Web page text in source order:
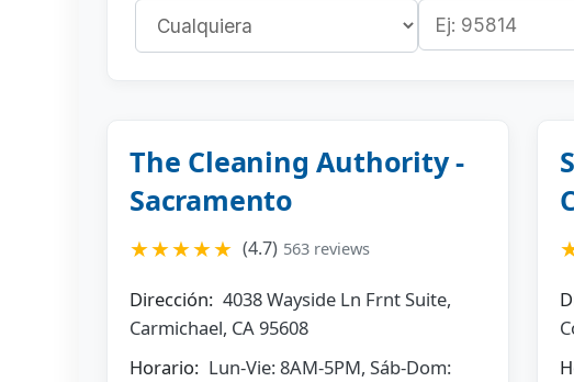
The Cleaning Authority -
Sacramento
★★★★★ (4.7) 563 reviews
Dirección: 4038 Wayside Ln Frnt Suite,
Carmichael, CA 95608
Horario: Lun-Vie: 8AM-5PM, Sáb-Dom: